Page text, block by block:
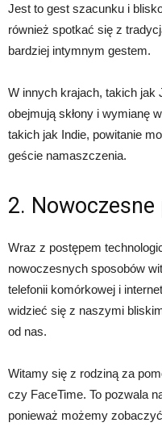
Jest to gest szacunku i
również spotkać się z
bardziej intymnym gestem.
W innych krajach, takich jak
obejmują skłony i wymianę
takich jak Indie, powitanie
geście namaszczenia.
2. Nowoczesne
Wraz z postępem
nowoczesnych sposobów
telefonii komórkowej i
widzieć się z naszymi
od nas.
Witamy się z rodziną za
czy FaceTime. To pozwala
ponieważ możemy